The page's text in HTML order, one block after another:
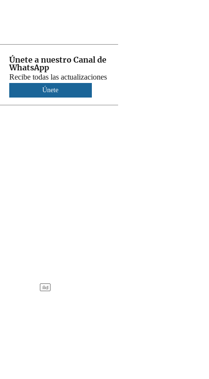
Únete a nuestro Canal de
WhatsApp
Recibe todas las actualizaciones
Únete